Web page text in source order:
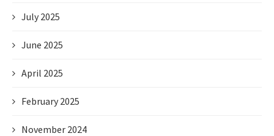
July 2025
June 2025
April 2025
February 2025
November 2024